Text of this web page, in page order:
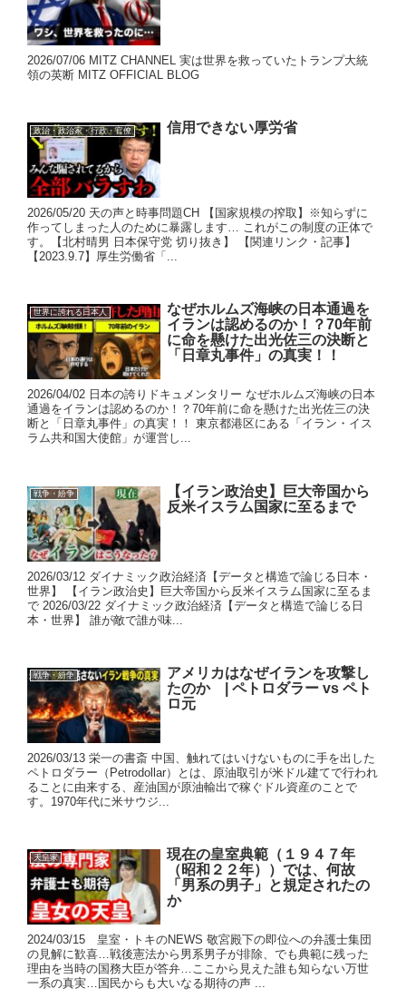
2026/07/06 MITZ CHANNEL 実は世界を救っていたトランプ大統
領の英断 MITZ OFFICIAL BLOG
政治・政治家・行政・官僚 信用できない厚労省
2026/05/20 天の声と時事問題CH 【国家規模の搾取】※知らずに
作ってしまった人のために暴露します… これがこの制度の正体で
す。【北村晴男 日本保守党 切り抜き】 【関連リンク・記事】
【2023.9.7】厚生労働省「...
世界に誇れる日本人
なぜホルムズ海峡の日本通過を
イランは認めるのか！？70年前
に命を懸けた出光佐三の決断と
「日章丸事件」の真実！！
2026/04/02 日本の誇りドキュメンタリー なぜホルムズ海峡の日本
通過をイランは認めるのか！？70年前に命を懸けた出光佐三の決
断と「日章丸事件」の真実！！ 東京都港区にある「イラン・イス
ラム共和国大使館」が運営し...
戦争・紛争
【イラン政治史】巨大帝国から
反米イスラム国家に至るまで
2026/03/12 ダイナミック政治経済【データと構造で論じる日本・
世界】 【イラン政治史】巨大帝国から反米イスラム国家に至るま
で 2026/03/22 ダイナミック政治経済【データと構造で論じる日
本・世界】 誰が敵で誰が味...
戦争・紛争
アメリカはなぜイランを攻撃し
たのか | ペトロダラー vs ペト
ロ元
2026/03/13 栄一の書斎 中国、触れてはいけないものに手を出した
ペトロダラー（Petrodollar）とは、原油取引が米ドル建てで行われ
ることに由来する、産油国が原油輸出で稼ぐドル資産のことで
す。1970年代に米サウジ...
天皇家
現在の皇室典範（１９４７年
（昭和２２年））では、何故
「男系の男子」と規定されたの
か
2024/03/15 皇室・トキのNEWS 敬宮殿下の即位への弁護士集団
の見解に歓喜…戦後憲法から男系男子が排除、でも典範に残った
理由を当時の国務大臣が答弁…ここから見えた誰も知らない万世
一系の真実…国民からも大いなる期待の声 ...